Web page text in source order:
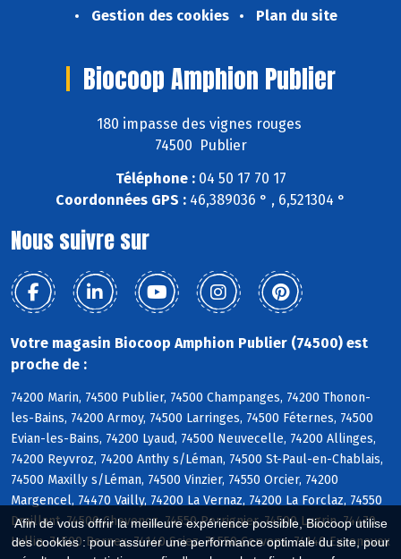
Afin de vous offrir la meilleure expérience possible, Biocoop utilise
des cookies : pour assurer une performance optimale du site, pour
Gestion des cookies
Plan du site
Biocoop Amphion Publier
180 impasse des vignes rouges
74500 Publier
Téléphone :04 50 17 70 17
Coordonnées GPS : 46,389036 ° , 6,521304 °
Nous suivre sur
Votre magasin Biocoop Amphion Publier (74500) est
proche de :
74200 Marin, 74500 Publier, 74500 Champanges, 74200 Thonon-
les-Bains, 74200 Armoy, 74500 Larringes, 74500 Féternes, 74500
Evian-les-Bains, 74200 Lyaud, 74500 Neuvecelle, 74200 Allinges,
74200 Reyvroz, 74200 Anthy s/Léman, 74500 St-Paul-en-Chablais,
74500 Maxilly s/Léman, 74500 Vinzier, 74550 Orcier, 74200
Margencel, 74470 Vailly, 74200 La Vernaz, 74200 La Forclaz, 74550
Draillant, 74500 Chevenoz, 74550 Perrignier, 74500 Lugrin, 74470
Lullin, 74500 Bernex, 74140 Sciez, 74550 Cervens, 74140 Excenevex